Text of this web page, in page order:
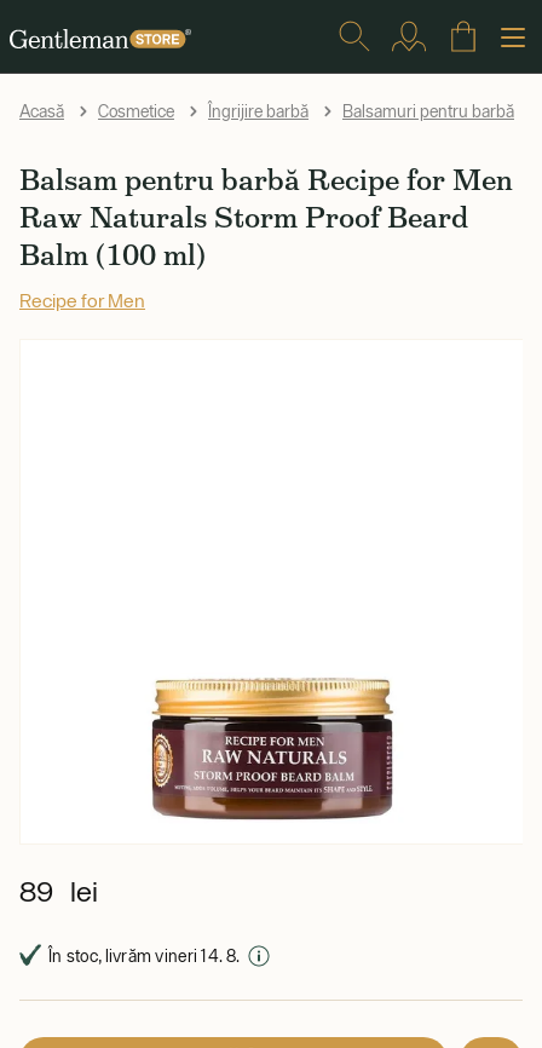
Acasă Cosmetice Îngrijire barbă Balsamuri pentru barbă
Balsam pentru barbă Recipe for Men
Raw Naturals Storm Proof Beard
Balm (100 ml)
Recipe for Men
89 lei
În stoc, livrăm vineri 14. 8.